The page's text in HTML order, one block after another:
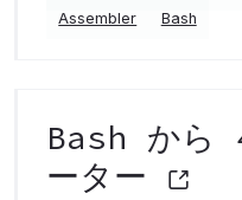
Assembler
Bash
Bash から
ーター